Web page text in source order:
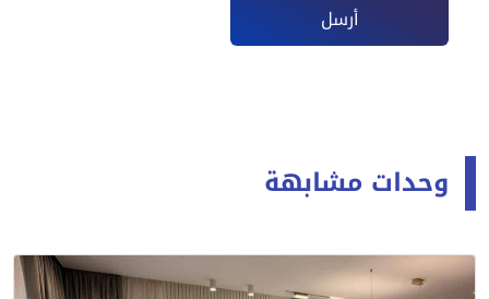
أرسل
وحدات مشابهة